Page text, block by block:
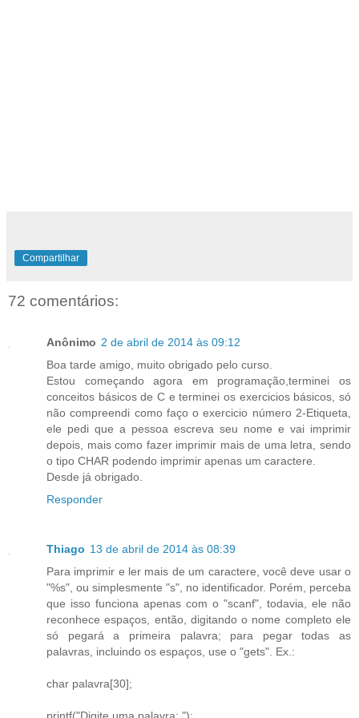
Compartilhar
72 comentários:
Anônimo 2 de abril de 2014 às 09:12
Boa tarde amigo, muito obrigado pelo curso.
Estou começando agora em programação,terminei os
conceitos básicos de C e terminei os exercicios básicos, só
não compreendi como faço o exercicio número 2-Etiqueta,
ele pedi que a pessoa escreva seu nome e vai imprimir
depois, mais como fazer imprimir mais de uma letra, sendo
o tipo CHAR podendo imprimir apenas um caractere.
Desde já obrigado.
Responder
Thiago 13 de abril de 2014 às 08:39
Para imprimir e ler mais de um caractere, você deve usar o
"%s", ou simplesmente "s", no identificador. Porém, perceba
que isso funciona apenas com o "scanf", todavia, ele não
reconhece espaços, então, digitando o nome completo ele
só pegará a primeira palavra; para pegar todas as
palavras, incluindo os espaços, use o "gets". Ex.:
char palavra[30];